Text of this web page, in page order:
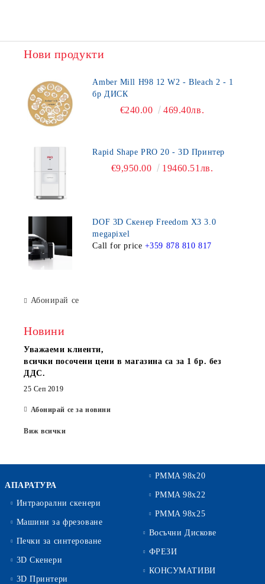
Нови продукти
Amber Mill H98 12 W2 - Bleach 2 - 1
бр ДИСК
€240.00 469.40лв.
Rapid Shape PRO 20 - 3D Принтер
€9,950.00 19460.51лв.
DOF 3D Скенер Freedom X3 3.0
megapixel
Call for price +359 878 810 817
Абонирай се
Новини
Уважаеми клиенти,
всички посочени цени в магазина са за 1 бр. без
ДДС.
25 Сеп 2019
Абонирай се за новини
Виж всички
АПАРАТУРА
Интраорални скенери
Машини за фрезоване
Печки за синтероване
3D Скенери
3D Принтери
PMMA 98x20
PMMA 98x22
PMMA 98x25
Восъчни Дискове
ФРЕЗИ
КОНСУМАТИВИ